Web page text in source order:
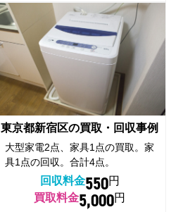
東京都新宿区の買取・回収事例
大型家電2点、家具1点の買取。家
具1点の回収。合計4点。
回収料金550円
買取料金5,000円